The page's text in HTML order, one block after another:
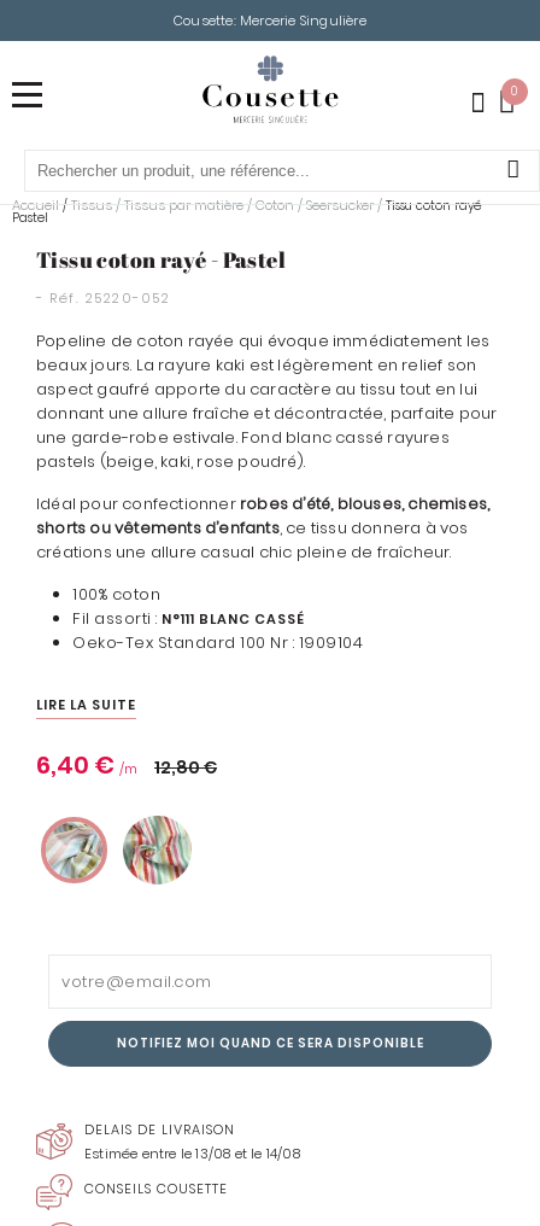
Cousette: Mercerie Singulière
0
Accueil /Tissus/Tissus par matière/Coton/Seersucker/Tissu coton rayé -
Pastel
Tissu coton rayé - Pastel
- Réf. 25220-052
Popeline de coton rayée qui évoque immédiatement les
beaux jours. La rayure kaki est légèrement en relief son
aspect gaufré apporte du caractère au tissu tout en lui
donnant une allure fraîche et décontractée, parfaite pour
une garde-robe estivale. Fond blanc cassé rayures
pastels (beige, kaki, rose poudré).
Idéal pour confectionner robes d’été, blouses, chemises,
shorts ou vêtements d’enfants, ce tissu donnera à vos
créations une allure casual chic pleine de fraîcheur.
100% coton
Fil assorti : N°111 BLANC CASSÉ
Oeko-Tex Standard 100 Nr : 1909104
LIRE LA SUITE
6,40 € 12,80 €
NOTIFIEZ MOI QUAND CE SERA DISPONIBLE
DELAIS DE LIVRAISON
Estimée entre le 13/08 et le 14/08
CONSEILS COUSETTE